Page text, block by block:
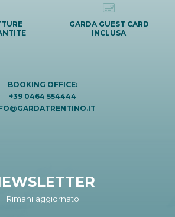
GARDA GUEST CARD
INCLUSA
BOOKING OFFICE:
+39 0464 554444
Rimani aggiornato